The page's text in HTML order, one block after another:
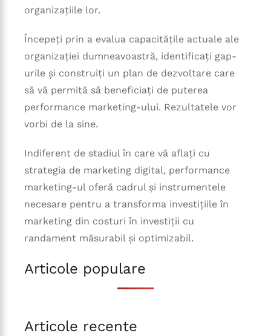
organizațiile lor.
Începeți prin a evalua capacitățile actuale ale
organizației dumneavoastră, identificați gap-
urile și construiți un plan de dezvoltare care
să vă permită să beneficiați de puterea
performance marketing-ului. Rezultatele vor
vorbi de la sine.
Indiferent de stadiul în care vă aflați cu
strategia de marketing digital, performance
marketing-ul oferă cadrul și instrumentele
necesare pentru a transforma investițiile în
marketing din costuri în investiții cu
randament măsurabil și optimizabil.
Articole populare
Articole recente